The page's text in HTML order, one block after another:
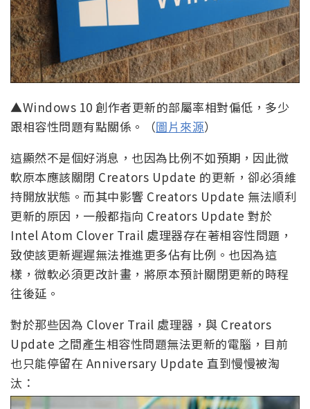
▲Windows 10 創作者更新的部屬率相對偏低，多少
跟相容性問題有點關係。（圖片來源）
這顯然不是個好消息，也因為比例不如預期，因此微
軟原本應該關閉 Creators Update 的更新，卻必須維
持開放狀態。而其中影響 Creators Update 無法順利
更新的原因，一般都指向 Creators Update 對於
Intel Atom Clover Trail 處理器存在著相容性問題，
致使該更新遲遲無法推進更多佔有比例。也因為這
樣，微軟必須更改計畫，將原本預計關閉更新的時程
往後延。
對於那些因為 Clover Trail 處理器，與 Creators
Update 之間產生相容性問題無法更新的電腦，目前
也只能停留在 Anniversary Update 直到慢慢被淘
汰：